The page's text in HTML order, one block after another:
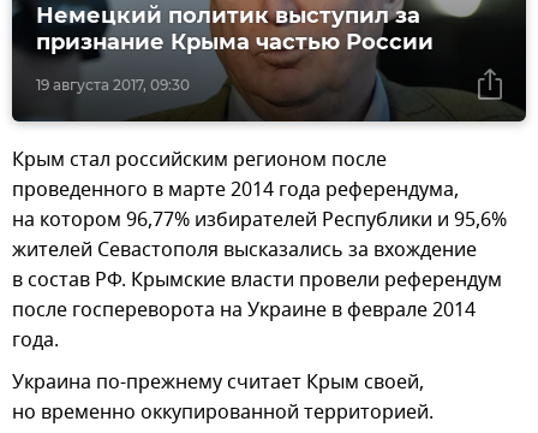
19 августа 2017, 09:30
Немецкий политик выступил за
признание Крыма частью России
Крым стал российским регионом после
проведенного в марте 2014 года референдума,
на котором 96,77% избирателей Республики и 95,6%
жителей Севастополя высказались за вхождение
в состав РФ. Крымские власти провели референдум
после госпереворота на Украине в феврале 2014
года.
Украина по-прежнему считает Крым своей,
но временно оккупированной территорией.